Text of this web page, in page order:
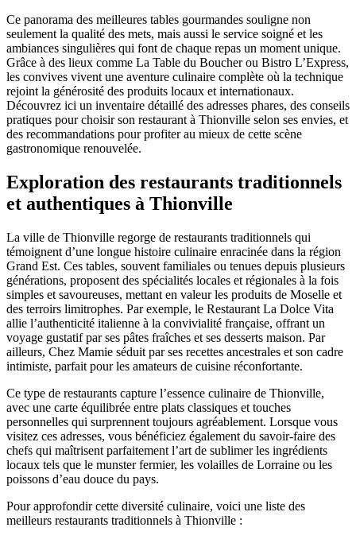
Ce panorama des meilleures tables gourmandes souligne non
seulement la qualité des mets, mais aussi le service soigné et les
ambiances singulières qui font de chaque repas un moment unique.
Grâce à des lieux comme La Table du Boucher ou Bistro L’Express,
les convives vivent une aventure culinaire complète où la technique
rejoint la générosité des produits locaux et internationaux.
Découvrez ici un inventaire détaillé des adresses phares, des conseils
pratiques pour choisir son restaurant à Thionville selon ses envies, et
des recommandations pour profiter au mieux de cette scène
gastronomique renouvelée.
Exploration des restaurants traditionnels
et authentiques à Thionville
La ville de Thionville regorge de restaurants traditionnels qui
témoignent d’une longue histoire culinaire enracinée dans la région
Grand Est. Ces tables, souvent familiales ou tenues depuis plusieurs
générations, proposent des spécialités locales et régionales à la fois
simples et savoureuses, mettant en valeur les produits de Moselle et
des terroirs limitrophes. Par exemple, le Restaurant La Dolce Vita
allie l’authenticité italienne à la convivialité française, offrant un
voyage gustatif par ses pâtes fraîches et ses desserts maison. Par
ailleurs, Chez Mamie séduit par ses recettes ancestrales et son cadre
intimiste, parfait pour les amateurs de cuisine réconfortante.
Ce type de restaurants capture l’essence culinaire de Thionville,
avec une carte équilibrée entre plats classiques et touches
personnelles qui surprennent toujours agréablement. Lorsque vous
visitez ces adresses, vous bénéficiez également du savoir-faire des
chefs qui maîtrisent parfaitement l’art de sublimer les ingrédients
locaux tels que le munster fermier, les volailles de Lorraine ou les
poissons d’eau douce du pays.
Pour approfondir cette diversité culinaire, voici une liste des
meilleurs restaurants traditionnels à Thionville :